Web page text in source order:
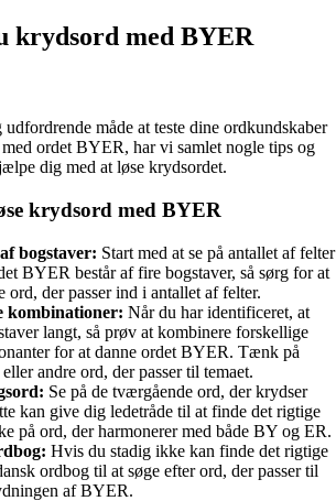
krydsord med BYER
måde at teste dine ordkundskaber
ordet BYER, har vi samlet nogle tips og
dig med at løse krydsordet.
krydsord med BYER
bogstaver: Start med at se på antallet af felter
BYER består af fire bogstaver, så sørg for at
ord, der passer ind i antallet af felter.
kombinationer: Når du har identificeret, at
langt, så prøv at kombinere forskellige
for at danne ordet BYER. Tænk på
andre ord, der passer til temaet.
Se på de tværgående ord, der krydser
kan give dig ledetråde til at finde det rigtige
på ord, der harmonerer med både BY og ER.
Hvis du stadig ikke kan finde det rigtige
ordbog til at søge efter ord, der passer til
af BYER.